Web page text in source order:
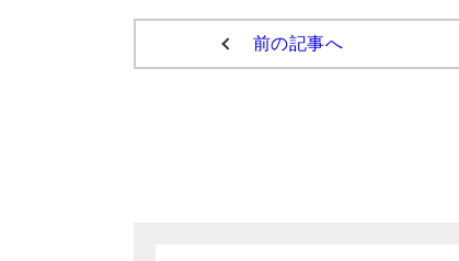
前の記事へ